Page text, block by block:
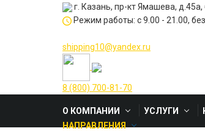
г. Казань, пр-кт Ямашева, д.45а,
Режим работы: с 9.00 - 21.00,
shipping10@yandex.ru
8 (800) 700-81-70
О КОМПАНИИ УСЛУГИ
НАПРАВЛЕНИЯ